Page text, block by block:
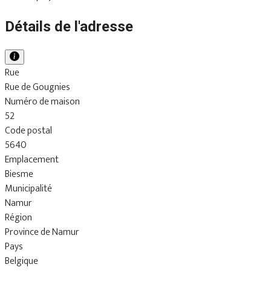
Détails de l'adresse
Rue
Rue de Gougnies
Numéro de maison
52
Code postal
5640
Emplacement
Biesme
Municipalité
Namur
Région
Province de Namur
Pays
Belgique